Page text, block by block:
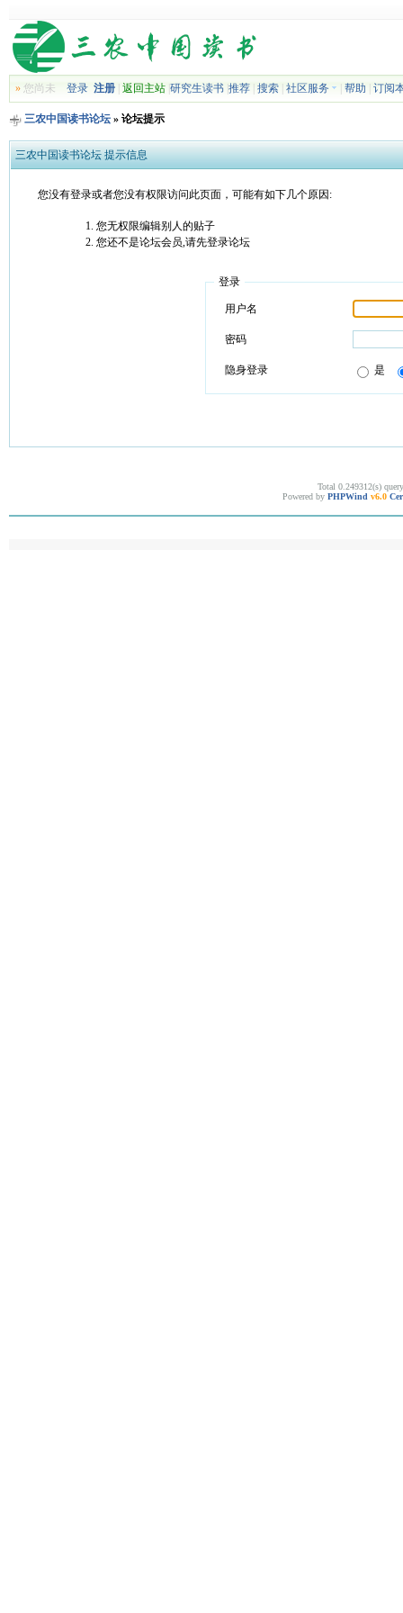
»您尚未 登录 注册| 返回主站| 研究生读书| 推荐| 搜索| 社区服务 帮助 订阅
三农中国读书论坛» 论坛提示
三农中国读书论坛 提示信息
您没有登录或者您没有权限访问此页面，可能有如下几个原因:
您无权限编辑别人的贴子
您还不是论坛会员,请先登录论坛
登录
用户名
密码
隐身登录 是
Total 0.249312(s)
Powered by PHPWind v6.0